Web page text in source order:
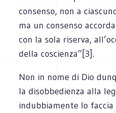
consenso, non a
ma un consenso
con la sola riserva,
della coscienza”[3].
Non in nome di Dio
la disobbedienza alla
indubbiamente lo